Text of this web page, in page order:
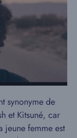
synonyme de
et Kitsuné, car
jeune femme est